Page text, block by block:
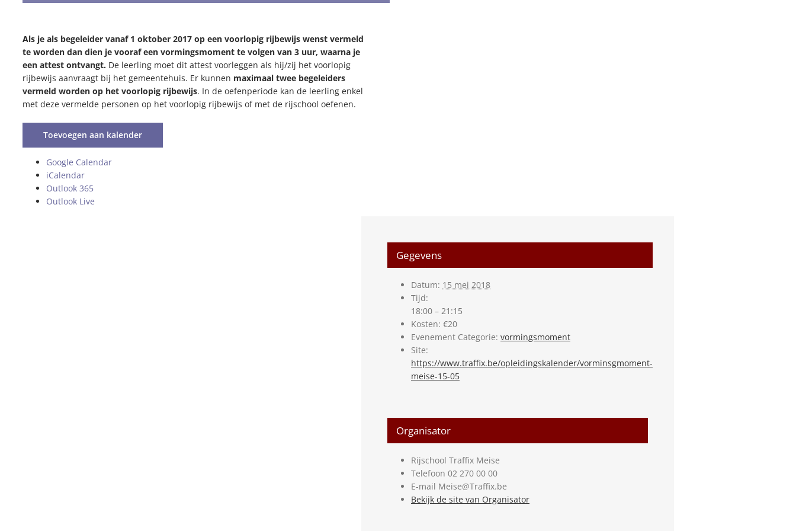
Als je als begeleider vanaf 1 oktober 2017 op een voorlopig rijbewijs wenst vermeld
te worden dan dien je vooraf een vormingsmoment te volgen van 3 uur, waarna je
een attest ontvangt. De leerling moet dit attest voorleggen als hij/zij het voorlopig
rijbewijs aanvraagt bij het gemeentehuis. Er kunnen maximaal twee begeleiders
vermeld worden op het voorlopig rijbewijs. In de oefenperiode kan de leerling enkel
met deze vermelde personen op het voorlopig rijbewijs of met de rijschool oefenen.
Toevoegen aan kalender
Google Calendar
iCalendar
Outlook 365
Outlook Live
Gegevens
Datum: 15 mei 2018
Tijd:
18:00 – 21:15
Kosten: €20
Evenement Categorie: vormingsmoment
Site:
https://www.traffix.be/opleidingskalender/vorminsgmoment-
meise-15-05
Organisator
Rijschool Traffix Meise
Telefoon 02 270 00 00
E-mail Meise@Traffix.be
Bekijk de site van Organisator